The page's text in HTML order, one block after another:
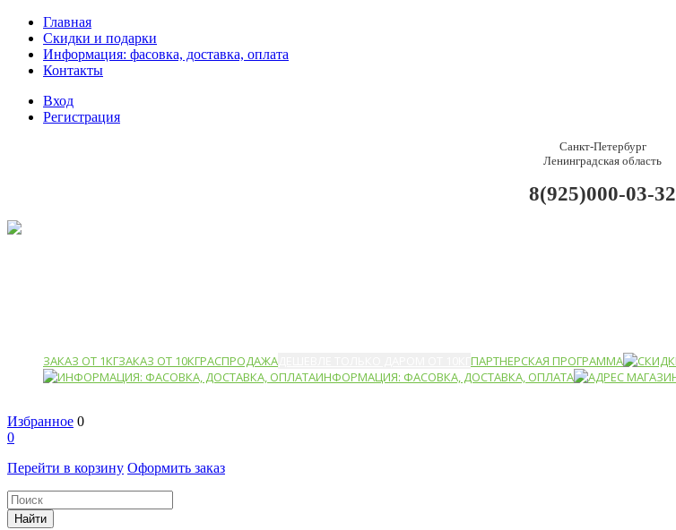
Главная
Скидки и подарки
Информация: фасовка, доставка, оплата
Контакты
Вход
Регистрация
Санкт-Петербург
Ленинградская область
8(925)000-03-32
ЗАКАЗ ОТ 1КГЗАКАЗ ОТ 10КГРАСПРОДАЖА ПАРТНЕРСКАЯ ПРОГРАММА
ИНФОРМАЦИЯ: ФАСОВКА, ДОСТАВКА, ОПЛАТА
Избранное 0
0
Перейти в корзину Оформить заказ